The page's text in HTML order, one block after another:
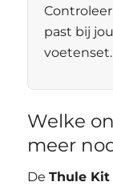
past bij
voetenset.
Welke
meer
DeThule Kit